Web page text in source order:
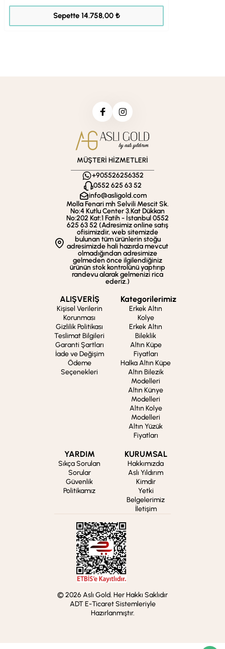
Sepette 14.758,00 ₺
MÜŞTERİ HİZMETLERİ
+905526256352
0552 625 63 52
info@asligold.com
Molla Fenari mh Selvili Mescit Sk.
No:4 Kutlu Center 3.Kat Dükkan
No:202 Kat:1 Fatih - İstanbul 0552
625 63 52 (Adresimiz online satış
ofisimizdir, web sitemizde
bulunan tüm ürünlerin stoğu
adresimizde hali hazırda mevcut
olmadığından adresimize
gelmeden önce ilgilendiğiniz
ürünün stok kontrolünü yaptırıp
randevu alarak gelmenizi rica
ederiz.)
ALIŞVERİŞ
Kişisel Verilerin
Korunması
Gizlilik Politikası
Teslimat Bilgileri
Garanti Şartları
İade ve Değişim
Ödeme
Seçenekleri
Kategorilerimiz
Erkek Altın
Kolye
Erkek Altın
Bileklik
Altın Küpe
Fiyatları
Halka Altın Küpe
Altın Bilezik
Modelleri
Altın Künye
Modelleri
Altın Kolye
Modelleri
Altın Yüzük
Fiyatları
YARDIM
Sıkça Sorulan
Sorular
Güvenlik
Politikamız
KURUMSAL
Hakkımızda
Aslı Yıldırım
Kimdir
Yetki
Belgelerimiz
İletişim
© 2026 Aslı Gold. Her Hakkı Saklıdır
ADT E-Ticaret Sistemleriyle
Hazırlanmıştır.